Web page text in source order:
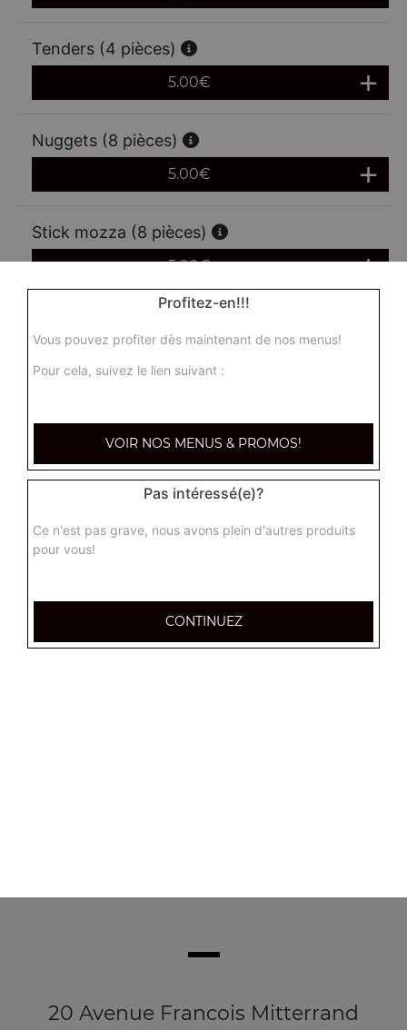
Tenders (4 pièces)
5.00€
Nuggets (8 pièces)
5.00€
Stick mozza (8 pièces)
5.00€
20 Avenue Francois Mitterrand
Profitez-en!!!
Vous pouvez profiter dès maintenant de nos menus!
Pour cela, suivez le lien suivant :
VOIR NOS MENUS & PROMOS!
Pas intéressé(e)?
Ce n'est pas grave, nous avons plein d'autres produits
pour vous!
CONTINUEZ